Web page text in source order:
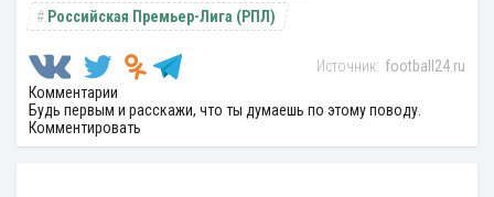
Российская Премьер-Лига (РПЛ)
football24.ru
Комментарии
Будь первым и расскажи, что ты думаешь по этому поводу.
Комментировать